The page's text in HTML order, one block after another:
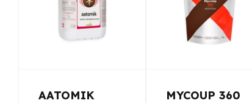
AATOMIK MYCOUP 360